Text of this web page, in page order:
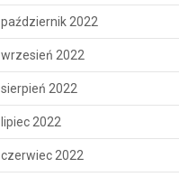
październik 2022
wrzesień 2022
sierpień 2022
lipiec 2022
czerwiec 2022